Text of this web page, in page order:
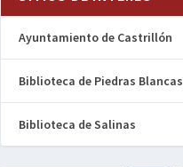
Ayuntamiento de Castrillón
Biblioteca de Piedras Blancas
Biblioteca de Salinas